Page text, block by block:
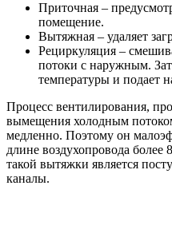
Приточная –
помещение.
Вытяжная – удаляет
Рециркуляция –
потоки с наружным.
температуры и подает
Процесс вентилирования,
вымещения холодным
медленно. Поэтому он
длине воздухопровода
такой вытяжки является
каналы.